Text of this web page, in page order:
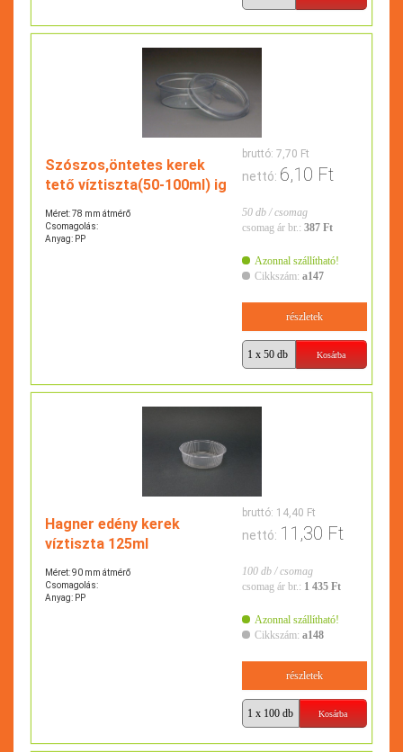
Szószos,öntetes kerek
tető víztiszta(50-100ml) ig
Méret: 78 mm átmérő
Csomagolás:
Anyag: PP
bruttó: 7,70 Ft
nettó: 6,10 Ft
50 db / csomag
csomag ár br.: 387 Ft
Azonnal szállítható!
Cikkszám: a147
részletek
Hagner edény kerek
víztiszta 125ml
Méret: 90 mm átmérő
Csomagolás:
Anyag: PP
bruttó: 14,40 Ft
nettó: 11,30 Ft
100 db / csomag
csomag ár br.: 1 435 Ft
Azonnal szállítható!
Cikkszám: a148
részletek